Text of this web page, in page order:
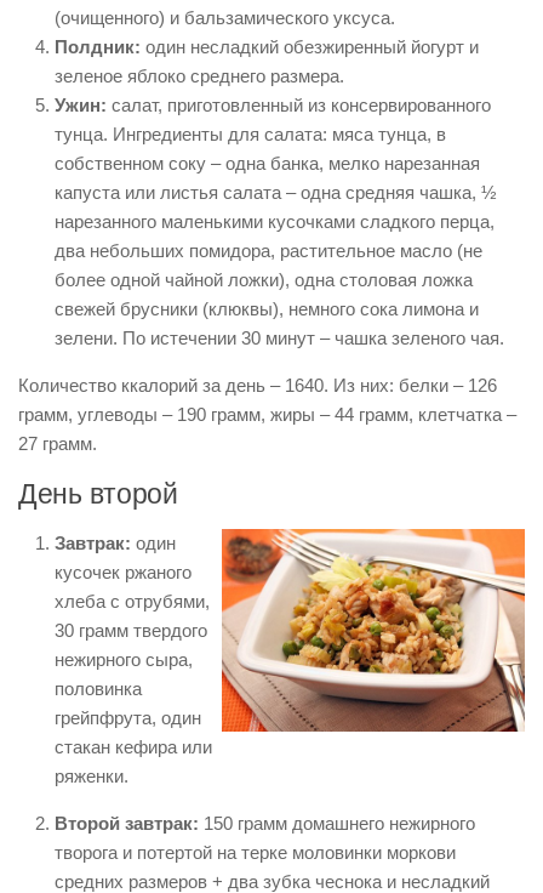
(очищенного) и бальзамического уксуса.
Полдник: один несладкий обезжиренный йогурт и
зеленое яблоко среднего размера.
Ужин: салат, приготовленный из консервированного
тунца. Ингредиенты для салата: мяса тунца, в
собственном соку – одна банка, мелко нарезанная
капуста или листья салата – одна средняя чашка, ½
нарезанного маленькими кусочками сладкого перца,
два небольших помидора, растительное масло (не
более одной чайной ложки), одна столовая ложка
свежей брусники (клюквы), немного сока лимона и
зелени. По истечении 30 минут – чашка зеленого чая.
Количество ккалорий за день – 1640. Из них: белки – 126
грамм, углеводы – 190 грамм, жиры – 44 грамм, клетчатка –
27 грамм.
День второй
Завтрак: один
кусочек ржаного
хлеба с отрубями,
30 грамм твердого
нежирного сыра,
половинка
грейпфрута, один
стакан кефира или
ряженки.
Второй завтрак: 150 грамм домашнего нежирного
творога и потертой на терке моловинки моркови
средних размеров + два зубка чеснока и несладкий